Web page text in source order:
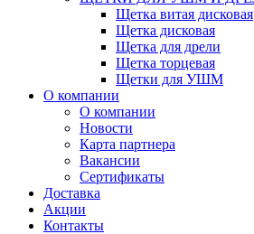
Щетка витая дисковая
Щетка дисковая
Щетка для дрели
Щетка торцевая
Щетки для УШМ
О компании
О компании
Новости
Карта партнера
Вакансии
Сертификаты
Доставка
Акции
Контакты